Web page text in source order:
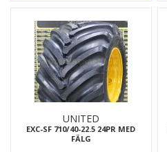
UNITED
EXC-SF 710/40-22.5 24PR MED
FÄLG